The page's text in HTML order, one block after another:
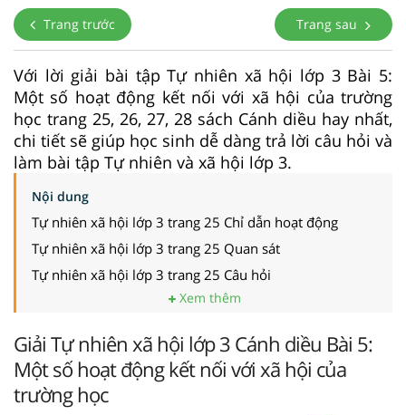
Trang trước Trang sau
Với lời giải bài tập Tự nhiên xã hội lớp 3 Bài 5:
Một số hoạt động kết nối với xã hội của trường
học trang 25, 26, 27, 28 sách Cánh diều hay nhất,
chi tiết sẽ giúp học sinh dễ dàng trả lời câu hỏi và
làm bài tập Tự nhiên và xã hội lớp 3.
Nội dung
Tự nhiên xã hội lớp 3 trang 25 Chỉ dẫn hoạt động
Tự nhiên xã hội lớp 3 trang 25 Quan sát
Tự nhiên xã hội lớp 3 trang 25 Câu hỏi
Xem thêm
Giải Tự nhiên xã hội lớp 3 Cánh diều Bài 5:
Một số hoạt động kết nối với xã hội của
trường học